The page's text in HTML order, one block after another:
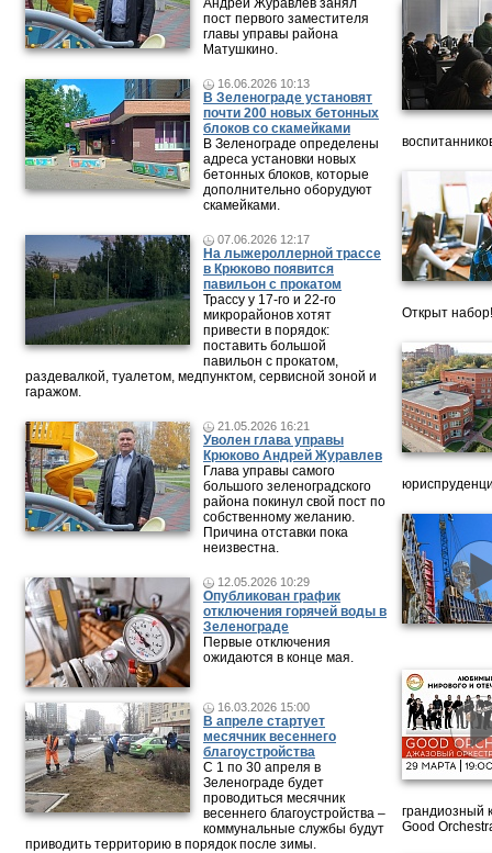
Андрей Журавлёв занял
пост первого заместителя
главы управы района
Матушкино.
16.06.2026 10:13
В Зеленограде установят
почти 200 новых бетонных
блоков со скамейками
В Зеленограде определены
адреса установки новых
бетонных блоков, которые
дополнительно оборудуют
скамейками.
07.06.2026 12:17
На лыжероллерной трассе
в Крюково появится
павильон с прокатом
Трассу у 17-го и 22-го
микрорайонов хотят
привести в порядок:
поставить большой
павильон с прокатом,
раздевалкой, туалетом, медпунктом, сервисной зоной и
гаражом.
21.05.2026 16:21
Уволен глава управы
Крюково Андрей Журавлев
Глава управы самого
большого зеленоградского
района покинул свой пост по
собственному желанию.
Причина отставки пока
неизвестна.
12.05.2026 10:29
Опубликован график
отключения горячей воды в
Зеленограде
Первые отключения
ожидаются в конце мая.
16.03.2026 15:00
В апреле стартует
месячник весеннего
благоустройства
С 1 по 30 апреля в
Зеленограде будет
проводиться месячник
весеннего благоустройства –
коммунальные службы будут
приводить территорию в порядок после зимы.
Открыт набор!
грандиозный
Good